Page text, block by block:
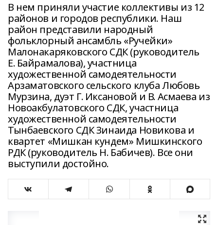
В нем приняли участие коллективы из 12
районов и городов республики. Наш
район представили народный
фольклорный ансамбль «Ручейки»
Малонакаряковского СДК (руководитель
Е. Байрамалова), участница
художественной самодеятельности
Арзаматовского сельского клуба Любовь
Мурзина, дуэт Г. Иксановой и В. Асмаева из
Новоакбулатовского СДК, участница
художественной самодеятельности
Тынбаевского СДК Зинаида Новикова и
квартет «Мишкан кундем» Мишкинского
РДК (руководитель Н. Бабичев). Все они
выступили достойно.